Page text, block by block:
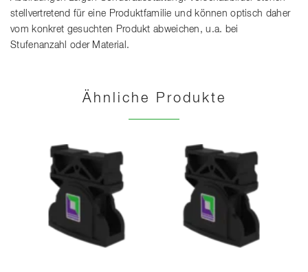
stellvertretend für eine Produktfamilie und können optisch daher
vom konkret gesuchten Produkt abweichen, u.a. bei
Stufenanzahl oder Material.
Ähnliche Produkte